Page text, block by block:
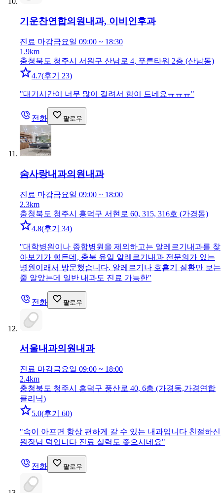
기운찬연합의원내과, 이비인후과
진료 마감금요일 09:00 ~ 18:30
1.9km
충청북도 청주시 서원구 산남로 4, 푸른타워 2층 (산남동)
4.7(후기 23)
"대기시간이 너무 많이 걸려서 힘이 드네요ㅠㅠㅠ"
전화 팔로우
숨사랑내과의원 내과
진료 마감금요일 09:00 ~ 18:00
2.3km
충청북도 청주시 흥덕구 서현로 60, 315, 316호 (가경동)
4.8(후기 34)
"대학병원이나 종합병원을 제외하고는 알레르기내과를 찾
아보기가 힘든데, 충북 유일 알레르기내과 전문의가 있는
병원이래서 방문했습니다. 알레르기나 호흡기 질환만 보는
줄 알았는데 일반 내과도 진료 가능한"
전화 팔로우
서울내과의원내과
진료 마감금요일 09:00 ~ 18:00
2.4km
충청북도 청주시 흥덕구 풍산로 40, 6층 (가경동,가경연합
클리닉)
5.0(후기 60)
"속이 아프면 항상 편하게 갈 수 있는 내과입니다 친절하신
원장님 덕입니다 진료 실력도 좋으시네요"
전화 팔로우